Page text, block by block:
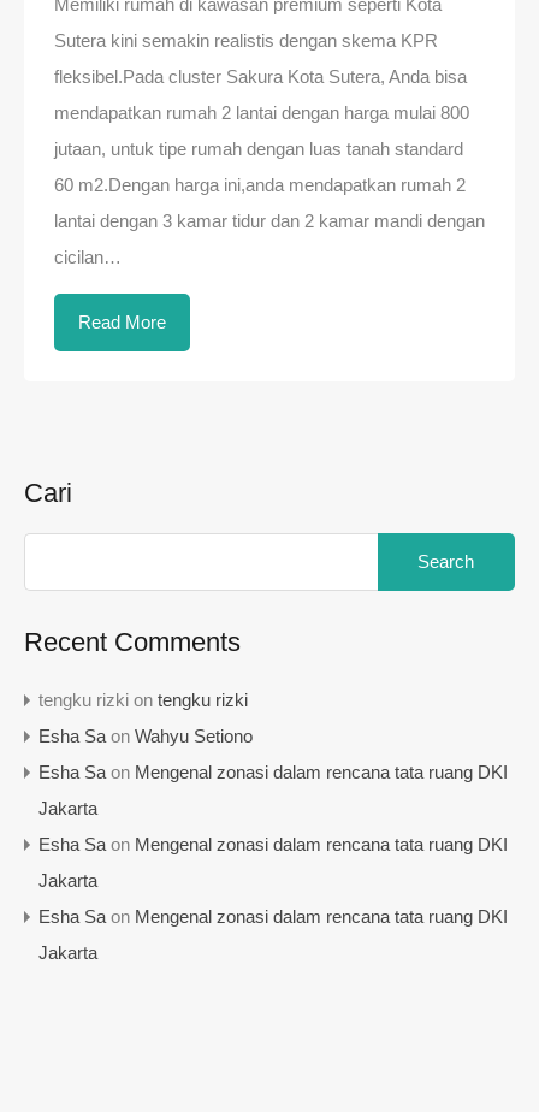
Sutera kini semakin realistis dengan skema KPR
fleksibel.Pada cluster Sakura Kota Sutera, Anda bisa
mendapatkan rumah 2 lantai dengan harga mulai 800
jutaan, untuk tipe rumah dengan luas tanah standard
60 m2.Dengan harga ini,anda mendapatkan rumah 2
lantai dengan 3 kamar tidur dan 2 kamar mandi dengan
cicilan…
Read More
Cari
Recent Comments
tengku rizki on tengku rizki
Esha Sa on Wahyu Setiono
Esha Sa on Mengenal zonasi dalam rencana tata ruang DKI
Jakarta
Esha Sa on Mengenal zonasi dalam rencana tata ruang DKI
Jakarta
Esha Sa on Mengenal zonasi dalam rencana tata ruang DKI
Jakarta